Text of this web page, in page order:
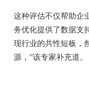
这种评估不仅帮助企
务优化提供了数据支
现行业的共性短板，
源，”该专家补充道。